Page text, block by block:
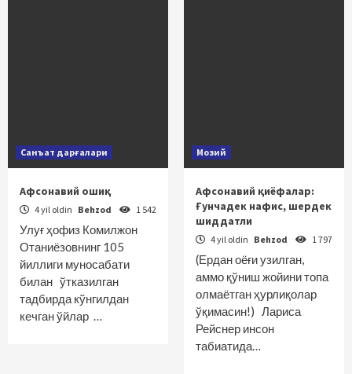
Санъат дарғалари
Афсонавий ошиқ
4 yil oldin Behzod 1 542
Улуғ ҳофиз Комилжон
Отаниёзовнинг 105
йиллиги муносабати
билан ўтказилган
тадбирда кўнгилдан
кечган ўйлар …
Мозий
Афсонавий қиёфалар:
Ғунчадек нафис, шердек
шиддатли
4 yil oldin Behzod 1 797
(Ердан оёғи узилган,
аммо қўниш жойини топа
олмаётган ҳурлиқолар
ўқимасин!) Лариса
Рейснер инсон
табиатида…